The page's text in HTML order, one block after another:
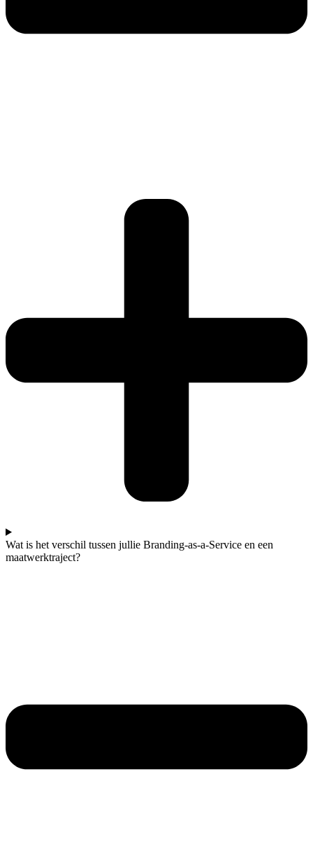
Wat is het verschil tussen jullie Branding-as-a-Service en een
maatwerktraject?